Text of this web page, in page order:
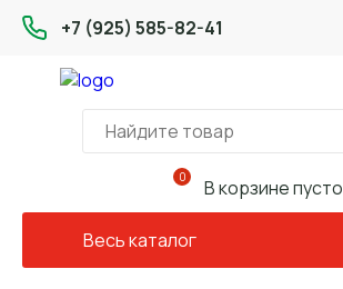
+7 (925) 585-82-41
0 В корзине пусто
Весь каталог